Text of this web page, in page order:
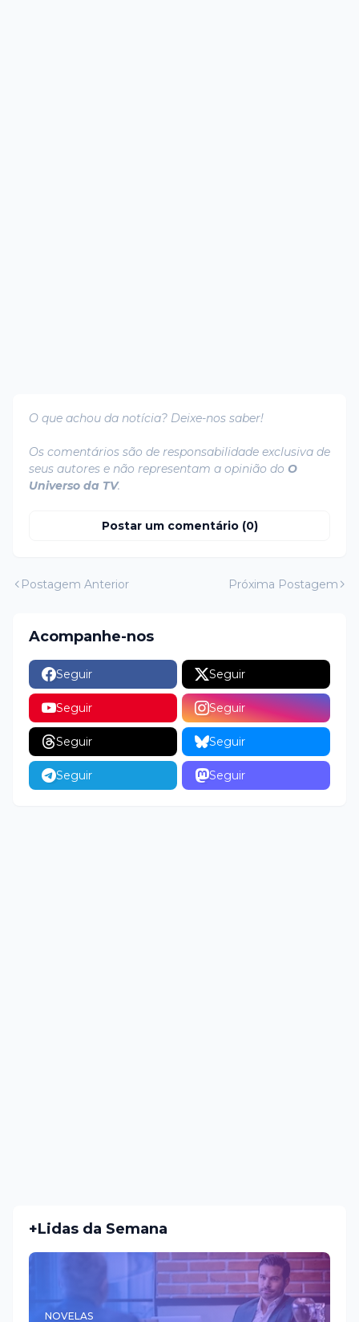
O que achou da notícia? Deixe-nos saber!
Os comentários são de responsabilidade exclusiva de
seus autores e não representam a opinião do O
Universo da TV.
Postar um comentário (0)
Postagem Anterior Próxima Postagem
Acompanhe-nos
Seguir Seguir
Seguir Seguir
Seguir Seguir
Seguir Seguir
+Lidas da Semana
NOVELAS